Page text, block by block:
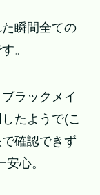
瞬間全ての
。
ラックメイ
たようで(こ
確認できず
心。